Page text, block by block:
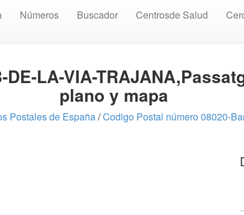
Números Buscador Centrosde Salud
LA-VIA-
plano y mapa
Postales de España/Codigo Postal número 08020-